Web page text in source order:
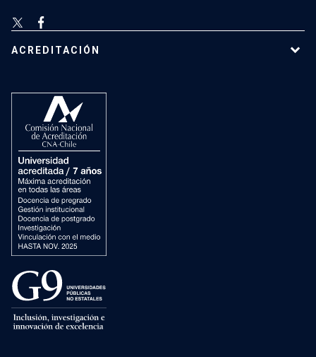
ACREDITACIÓN